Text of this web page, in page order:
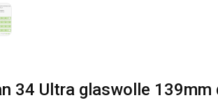
34 Ultra glaswolle